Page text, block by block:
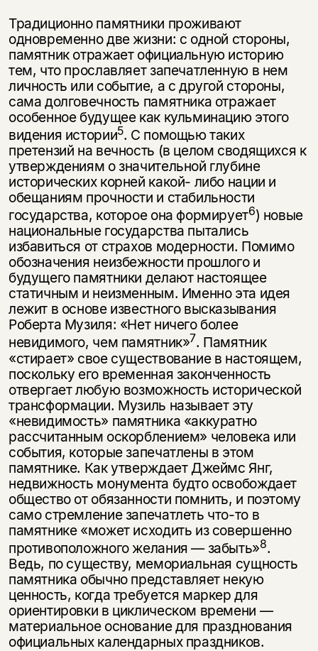
Традиционно памятники проживают
одновременно две жизни: с одной сто­роны,
памятник отражает официальную историю
тем, что прославляет за­печатленную в нем
личность или событие, а с другой стороны,
сама долго­вечность памятника отражает
особенное будущее как кульминацию этого
видения истории5. С помощью таких
претензий на вечность (в целом сводя­щихся к
утверждениям о значительной глубине
исторических корней какой- либо нации и
обещаниям прочности и стабильности
государства, которое она формирует6) новые
национальные государства пытались
избавиться от стра­хов модерности. Помимо
обозначения неизбежности прошлого и
будущего памятники делают настоящее
статичным и неизменным. Именно эта идея
ле­жит в основе известного высказывания
Роберта Музиля: «Нет ничего более
невидимого, чем памятник»7. Памятник
«стирает» свое существование в на­стоящем,
поскольку его временная законченность
отвергает любую возмож­ность исторической
трансформации. Музиль называет эту
«невидимость» па­мятника «аккуратно
рассчитанным оскорблением» человека или
события, которые запечатлены в этом
памятнике. Как утверждает Джеймс Янг,
недви­жность монумента будто освобождает
общество от обязанности помнить, и поэтому
само стремление запечатлеть что-то в
памятнике «может исходить из совершенно
противоположного желания — забыть»8.
Ведь, по существу, мемориальная сущность
памятника обычно представляет некую
ценность, когда требуется маркер для
ориентировки в циклическом времени —
матери­альное основание для празднования
официальных календарных праздников.